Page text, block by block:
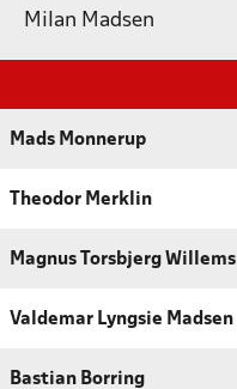
Milan Madsen
Mads Monnerup
Theodor Merklin
Magnus Torsbjerg Willems
Valdemar Lyngsie Madsen
Bastian Borring